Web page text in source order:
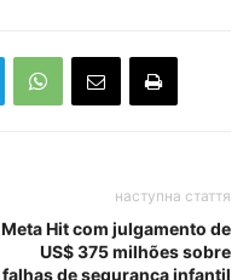
наступна стаття
Meta Hit com julgamento de
US$ 375 milhões sobre
falhas de segurança infantil